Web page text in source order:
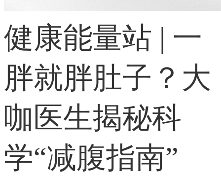
健康能量站 | 一
胖就胖肚子？大
咖医生揭秘科
学“减腹指南”